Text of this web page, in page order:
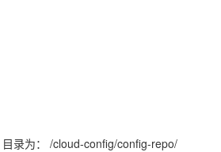
目录为： /cloud-config/config-repo/